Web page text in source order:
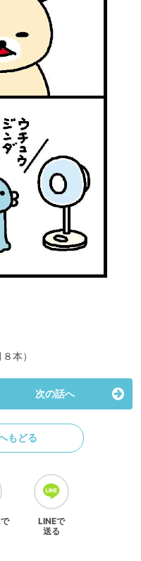
本）
次の話へ
もどる
LINEで
送る